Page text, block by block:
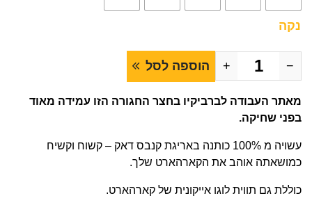
נקה
−
+ הוספה לסל
מאתר העבודה לברביקיו בחצר החגורה הזו עמידה מאוד
בפני שחיקה.
עשויה מ 100% כותנה באריגת קנבס דאק – קשוח וקשיח
כמושאתה אוהב את הקארהארט שלך.
כוללת גם תווית לוגו אייקונית של קארהארט.